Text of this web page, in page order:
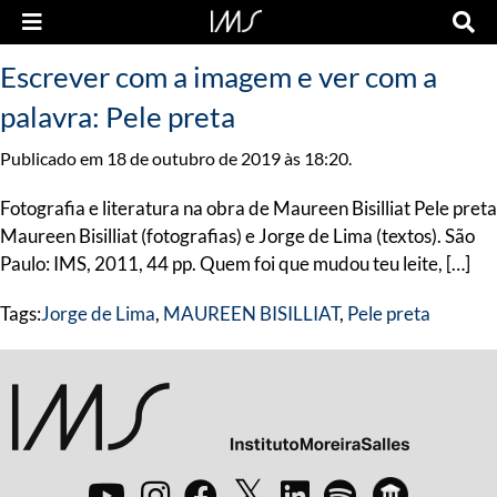
Escrever com a imagem e ver com a
palavra: Pele preta
Publicado em 18 de outubro de 2019 às 18:20.
Fotografia e literatura na obra de Maureen Bisilliat Pele preta
Maureen Bisilliat (fotografias) e Jorge de Lima (textos). São
Paulo: IMS, 2011, 44 pp. Quem foi que mudou teu leite, […]
Tags:Jorge de Lima, MAUREEN BISILLIAT, Pele preta